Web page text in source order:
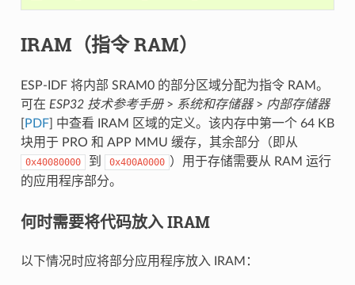
IRAM（指令 RAM）
ESP-IDF 将内部 SRAM0 的部分区域分配为指令 RAM。
可在 ESP32 技术参考手册> 系统和存储器> 内部存储器
PDF] 中查看 IRAM 区域的定义。该内存中第一个 64 KB
块用于 PRO 和 APP MMU 缓存，其余部分（即从
0x40080000 到 0x400A0000 ）用于存储需要从 RAM 运行
的应用程序部分。
何时需要将代码放入 IRAM
以下情况时应将部分应用程序放入 IRAM：